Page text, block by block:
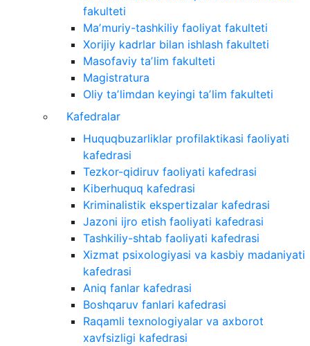
fakulteti
Maʼmuriy-tashkiliy faoliyat fakulteti
Xorijiy kadrlar bilan ishlash fakulteti
Masofaviy taʼlim fakulteti
Magistratura
Oliy taʼlimdan keyingi taʼlim fakulteti
Kafedralar
Huquqbuzarliklar profilaktikasi faoliyati
kafedrasi
Tezkor-qidiruv faoliyati kafedrasi
Kiberhuquq kafedrasi
Kriminalistik ekspertizalar kafedrasi
Jazoni ijro etish faoliyati kafedrasi
Tashkiliy-shtab faoliyati kafedrasi
Xizmat psixologiyasi va kasbiy madaniyati
kafedrasi
Aniq fanlar kafedrasi
Boshqaruv fanlari kafedrasi
Raqamli texnologiyalar va axborot
xavfsizligi kafedrasi